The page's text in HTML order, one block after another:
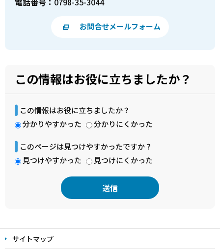
お問合せメールフォーム
この情報はお役に立ちましたか？
この情報はお役に立ちましたか？
分かりやすかった
分かりにくかった
このページは見つけやすかったですか？
見つけやすかった
見つけにくかった
文
こ サイトマップ